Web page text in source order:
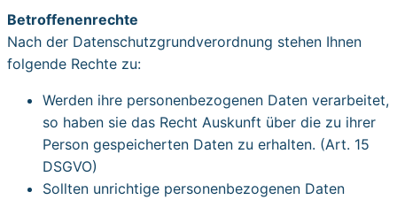
Betroffenenrechte
Nach der Datenschutz­grundverordnung stehen Ihnen
folgende Rechte zu:
Werden ihre personenbezogenen Daten verarbeitet,
so haben sie das Recht Auskunft über die zu ihrer
Person gespeicherten Daten zu erhalten. (Art. 15
DSGVO)
Sollten unrichtige personenbezogenen Daten